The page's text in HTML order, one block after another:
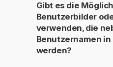
Gibt es die
Benutzerbilder
verwenden, die
Benutzernamen
werden?